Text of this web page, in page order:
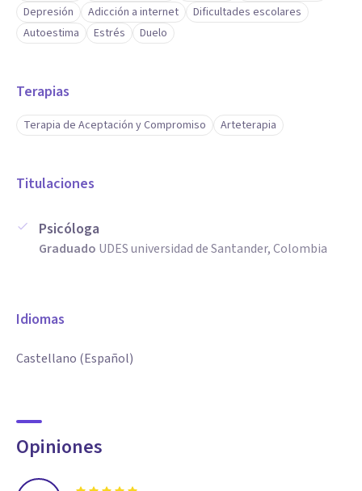
Depresión
Adicción a internet
Dificultades escolares
Autoestima
Estrés Duelo
Terapias
Terapia de Aceptación y Compromiso Arteterapia
Titulaciones
Psicóloga
Graduado UDES universidad de Santander, Colombia
Idiomas
Castellano (Español)
Opiniones